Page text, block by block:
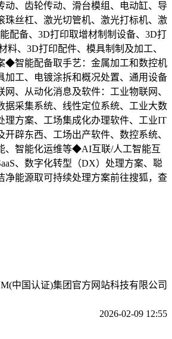
动、齿轮传动、滑台模组、电动缸、导
珠丝杠、激光切管机、激光打标机、激
配备、3D打印取增材制制设备、3D打
料、3D打印配件、模具制制及加工、
◆智能配备取手艺：金属加工和数控机
加工、电镀涂拆和概况处置、通用设备
、从动化消息及软件：工业物联网、
据采集系统、线性定位系统、工业大数
理方案、工场集成化办理软件、工业IT
辟东西、工场出产软件、数控系统、
、智能化运维等◆AI互联/人工智能互
、数字化转型（DX）处理方案、聪
净能源取可持续处理方案前往搜狐，查
中国认证)集团官方网站科技有限公司
2026-02-09 12:55